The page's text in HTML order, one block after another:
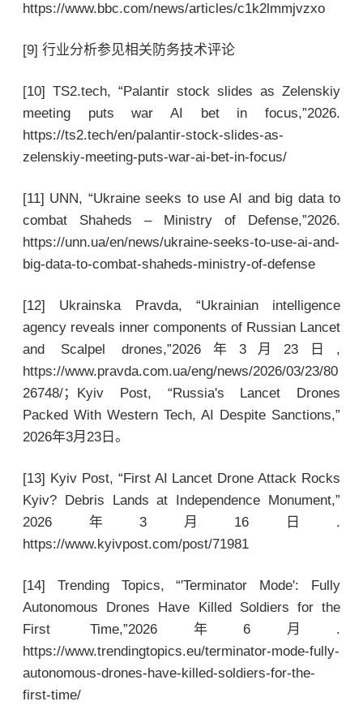
https://www.bbc.com/news/articles/c1k2lmmjvzxo
[9] 行业分析参见相关防务技术评论
[10] TS2.tech, “Palantir stock slides as Zelenskiy
meeting puts war AI bet in focus,”2026.
https://ts2.tech/en/palantir-stock-slides-as-
zelenskiy-meeting-puts-war-ai-bet-in-focus/
[11] UNN, “Ukraine seeks to use AI and big data to
combat Shaheds – Ministry of Defense,”2026.
https://unn.ua/en/news/ukraine-seeks-to-use-ai-and-
big-data-to-combat-shaheds-ministry-of-defense
[12] Ukrainska Pravda, “Ukrainian intelligence
agency reveals inner components of Russian Lancet
and Scalpel drones,”2026年3月23日,
https://www.pravda.com.ua/eng/news/2026/03/23/80
26748/；Kyiv Post, “Russia's Lancet Drones
Packed With Western Tech, AI Despite Sanctions,”
2026年3月23日。
[13] Kyiv Post, “First AI Lancet Drone Attack Rocks
Kyiv? Debris Lands at Independence Monument,”
2026年3月16日.
https://www.kyivpost.com/post/71981
[14] Trending Topics, “'Terminator Mode': Fully
Autonomous Drones Have Killed Soldiers for the
First Time,”2026年6月.
https://www.trendingtopics.eu/terminator-mode-fully-
autonomous-drones-have-killed-soldiers-for-the-
first-time/